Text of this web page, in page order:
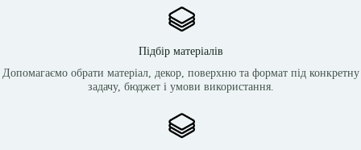
Підбір матеріалів
Допомагаємо обрати матеріал, декор, поверхню та формат під конкретну
задачу, бюджет і умови використання.